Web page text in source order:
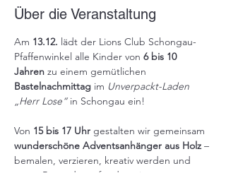
Über die Veranstaltung
Am 13.12. lädt der Lions Club Schongau-
Pfaffenwinkel alle Kinder von 6 bis 10
Jahren zu einem gemütlichen
Bastelnachmittag im Unverpackt-Laden
„Herr Lose“ in Schongau ein!
Von 15 bis 17 Uhr gestalten wir gemeinsam
wunderschöne Adventsanhänger aus Holz –
bemalen, verzieren, kreativ werden und
etwas Besonderes für den eigenen